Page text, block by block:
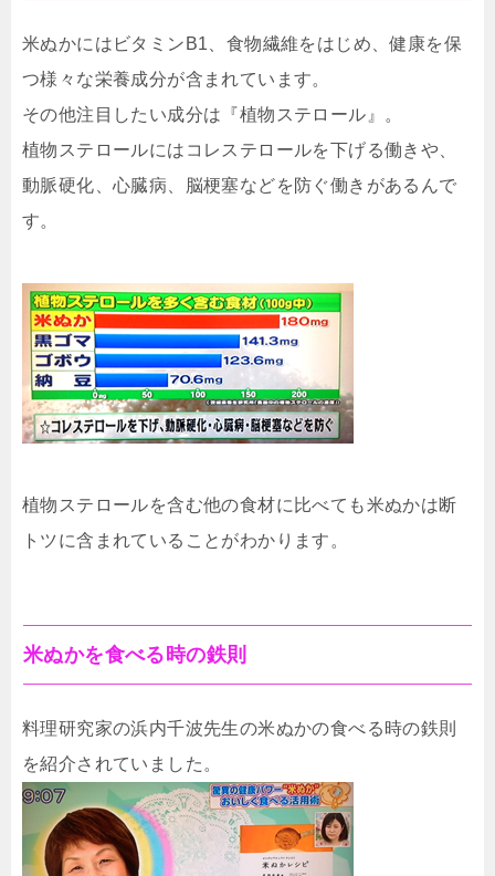
米ぬかにはビタミンB1、食物繊維をはじめ、健康を保
つ様々な栄養成分が含まれています。
その他注目したい成分は『植物ステロール』。
植物ステロールにはコレステロールを下げる働きや、
動脈硬化、心臓病、脳梗塞などを防ぐ働きがあるんで
す。
植物ステロールを含む他の食材に比べても米ぬかは断
トツに含まれていることがわかります。
米ぬかを食べる時の鉄則
料理研究家の浜内千波先生の米ぬかの食べる時の鉄則
を紹介されていました。